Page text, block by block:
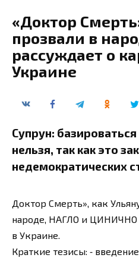
«Доктор
прозвали в
рассуждает о
Украине
Супрун:
нельзя, так как это
недемократических
Доктор Смерть», как
народе, НАГЛО и ЦИНИЧНО
в Украине.
Краткие тезисы: ⁃